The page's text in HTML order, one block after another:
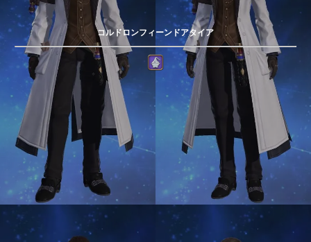
コルドロンフィーンドアタイア